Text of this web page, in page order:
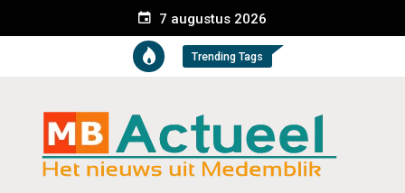
7 augustus 2026
Trending Tags